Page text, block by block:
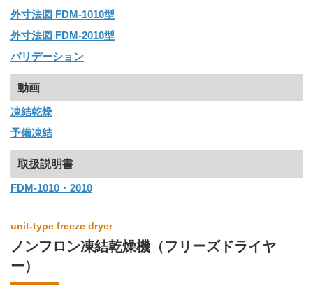
外寸法図 FDM-1010型
外寸法図 FDM-2010型
バリデーション
動画
凍結乾燥
予備凍結
取扱説明書
FDM-1010・2010
unit-type freeze dryer
ノンフロン凍結乾燥機（フリーズドライヤ
ー）